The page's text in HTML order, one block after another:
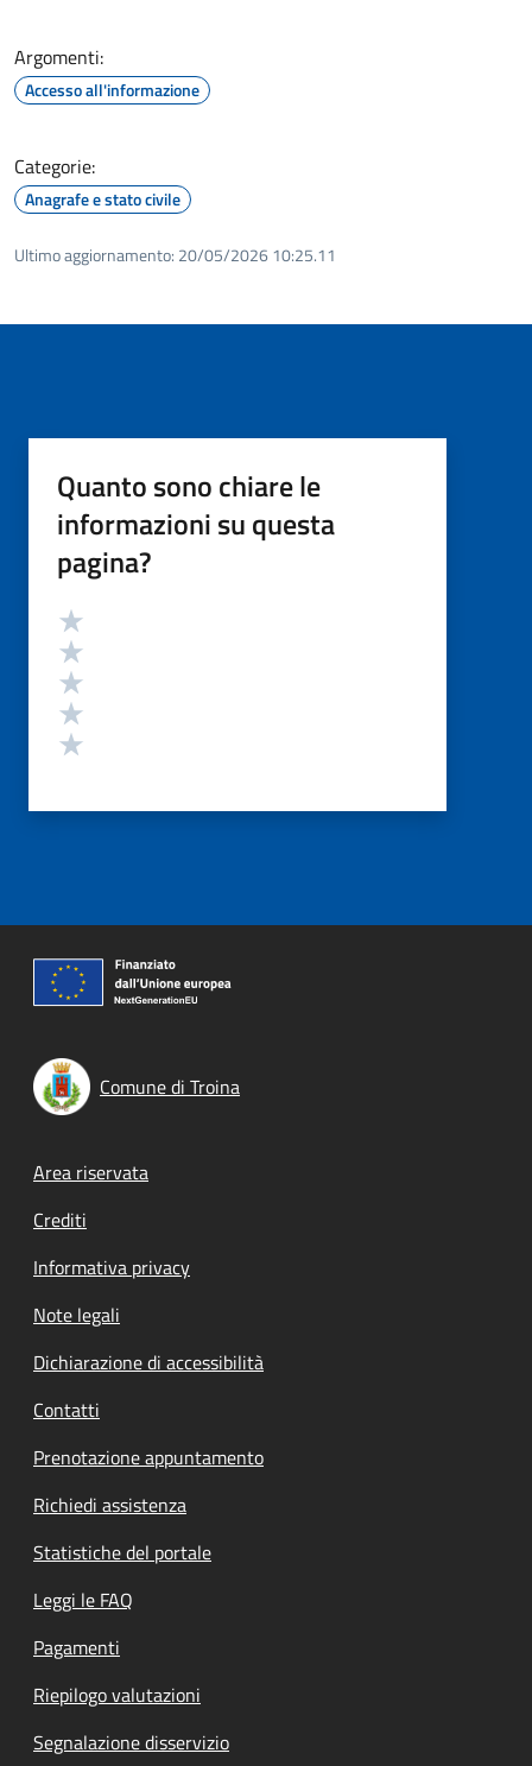
Argomenti:
Accesso all'informazione
Categorie:
Anagrafe e stato civile
Ultimo aggiornamento: 20/05/2026 10:25.11
Quanto sono chiare le
informazioni su questa
pagina?
Valutazione
Comune di Troina
Footer menu
Area riservata
Crediti
Informativa privacy
Note legali
Dichiarazione di accessibilità
Contatti
Prenotazione appuntamento
Richiedi assistenza
Statistiche del portale
Leggi le FAQ
Pagamenti
Riepilogo valutazioni
Segnalazione disservizio